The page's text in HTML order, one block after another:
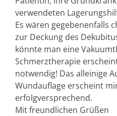
verwendeten
Es wären gegebenenfalls
zur Deckung des
könnte man eine
Schmerztherapie
notwendig! Das alleinige
Wundauflage erscheint
erfolgversprechend.
Mit freundlichen